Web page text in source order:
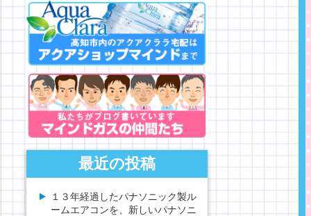
最近の投稿
１３年経過したパナソニック製ル
ームエアコンを、新しいパナソニ